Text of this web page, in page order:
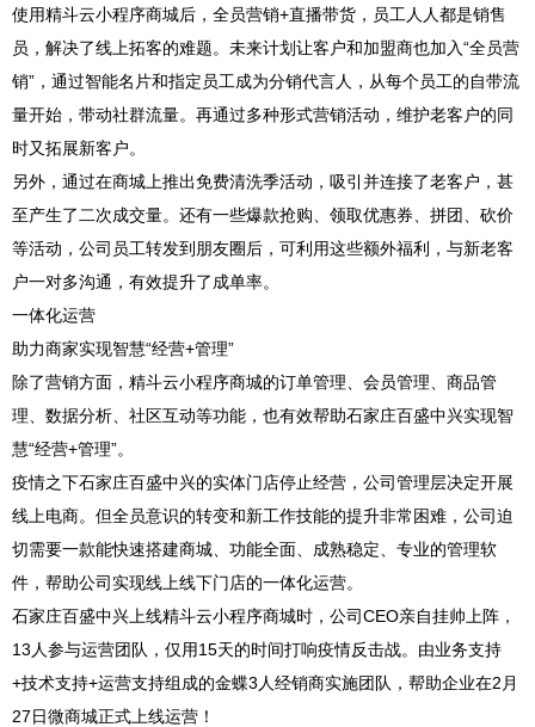
使用精斗云小程序商城后，全员营销+直播带货，员工人人都是销售
员，解决了线上拓客的难题。未来计划让客户和加盟商也加入“全员营
销”，通过智能名片和指定员工成为分销代言人，从每个员工的自带流
量开始，带动社群流量。再通过多种形式营销活动，维护老客户的同
时又拓展新客户。
另外，通过在商城上推出免费清洗季活动，吸引并连接了老客户，甚
至产生了二次成交量。还有一些爆款抢购、领取优惠券、拼团、砍价
等活动，公司员工转发到朋友圈后，可利用这些额外福利，与新老客
户一对多沟通，有效提升了成单率。
一体化运营
助力商家实现智慧“经营+管理”
除了营销方面，精斗云小程序商城的订单管理、会员管理、商品管
理、数据分析、社区互动等功能，也有效帮助石家庄百盛中兴实现智
慧“经营+管理”。
疫情之下石家庄百盛中兴的实体门店停止经营，公司管理层决定开展
线上电商。但全员意识的转变和新工作技能的提升非常困难，公司迫
切需要一款能快速搭建商城、功能全面、成熟稳定、专业的管理软
件，帮助公司实现线上线下门店的一体化运营。
石家庄百盛中兴上线精斗云小程序商城时，公司CEO亲自挂帅上阵，
13人参与运营团队，仅用15天的时间打响疫情反击战。由业务支持
+技术支持+运营支持组成的金蝶3人经销商实施团队，帮助企业在2月
27日微商城正式上线运营！